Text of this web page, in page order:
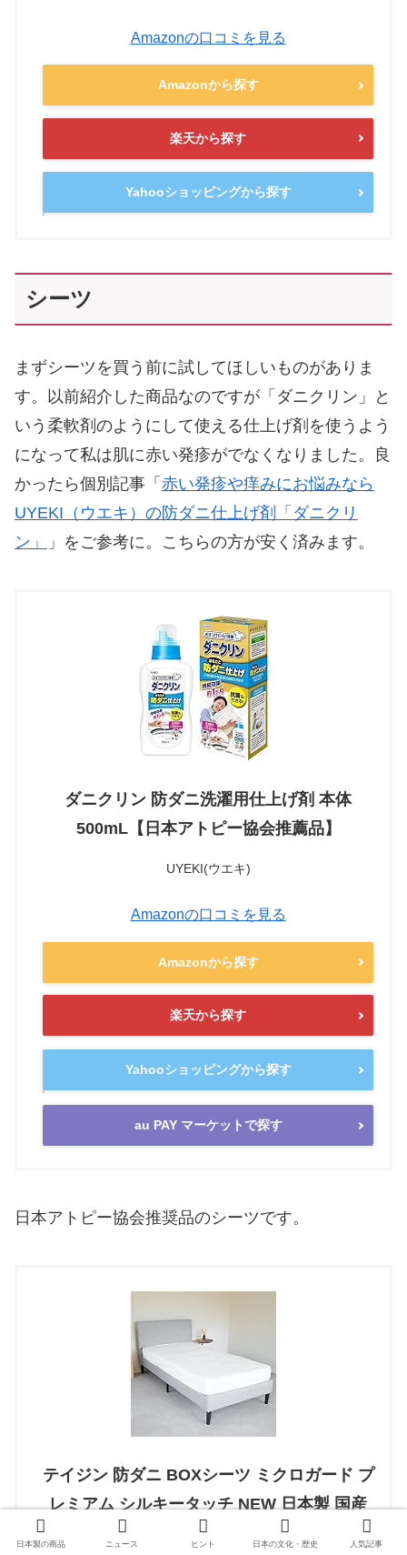
Amazonの口コミを見る
Amazonから探す
楽天から探す
Yahooショッピングから探す
シーツ
まずシーツを買う前に試してほしいものがありま
す。以前紹介した商品なのですが「ダニクリン」と
いう柔軟剤のようにして使える仕上げ剤を使うよう
になって私は肌に赤い発疹がでなくなりました。良
かったら個別記事「 赤い発疹や痒みにお悩みなら
UYEKI（ウエキ）の防ダニ仕上げ剤「ダニクリ
ン」
」をご参考に。こちらの方が安く済みます。
ダニクリン 防ダニ洗濯用仕上げ剤 本体
500mL【日本アトピー協会推薦品】
UYEKI(ウエキ)
Amazonの口コミを見る
Amazonから探す
楽天から探す
Yahooショッピングから探す
au PAY マーケットで探す
日本アトピー協会推奨品のシーツです。
テイジン 防ダニ BOXシーツ ミクロガード プ
レミアム シルキータッチ NEW 日本製 国産
リニューアル ダニ対策 薬剤不使用 ノンダス
日本製の商品 ニュース ヒント 日本の文化・歴史 人気記事